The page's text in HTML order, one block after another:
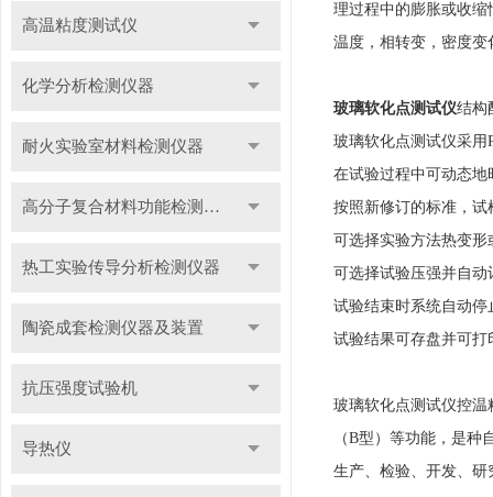
高温粘度测试仪
化学分析检测仪器
耐火实验室材料检测仪器
高分子复合材料功能检测仪器
热工实验传导分析检测仪器
陶瓷成套检测仪器及装置
抗压强度试验机
导热仪
理过程中的膨胀或收
温度，相转变，密度变
玻璃软化点测试仪结构
玻璃软化点测试仪采用
在试验过程中可动态
按照新修订的标准，
可选择实验方法热变形
可选择试验压强并自动
试验结束时系统自动停
试验结果可存盘并可打
玻璃软化点测试仪控
（B型）等功能，是
生产、检验、开发、研